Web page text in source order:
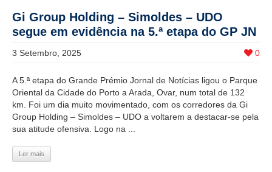
Gi Group Holding – Simoldes – UDO
segue em evidência na 5.ª etapa do GP JN
0
3 Setembro, 2025
A 5.ª etapa do Grande Prémio Jornal de Notícias ligou o Parque
Oriental da Cidade do Porto a Arada, Ovar, num total de 132
km. Foi um dia muito movimentado, com os corredores da Gi
Group Holding – Simoldes – UDO a voltarem a destacar-se pela
sua atitude ofensiva. Logo na ...
Ler mais